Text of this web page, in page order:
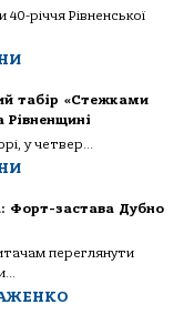
річчя Рівненської
табір «Стежками
Рівненщині
у четвер...
Форт-застава Дубно
переглянути